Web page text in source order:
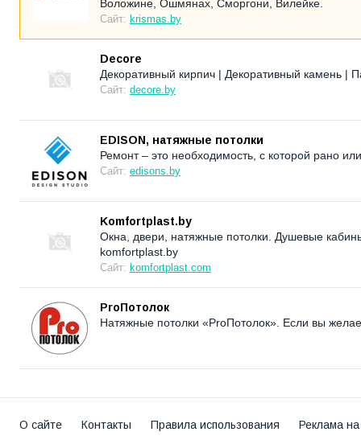
Воложине, Ошмянах, Сморгони, Вилейке.
Сайт: krismas.by
Decore
Декоративный кирпич | Декоративный камень |
Сайт: decore.by
EDISON, натяжные потолки
Ремонт – это необходимость, с которой рано
Сайт: edisons.by
Komfortplast.by
Окна, двери, натяжные потолки. Душевые
komfortplast.by
Сайт: komfortplast.com
ProПотолок
Натяжные потолки «ProПотолок». Если вы
О сайте Контакты Правила использования Реклама